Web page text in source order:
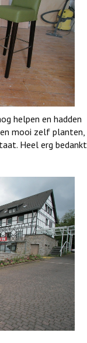
helpen en hadden
mooi zelf planten,
Heel erg bedankt